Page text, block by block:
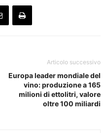
Articolo successivo
Europa leader mondiale del
vino: produzione a 165
milioni di ettolitri, valore
oltre 100 miliardi